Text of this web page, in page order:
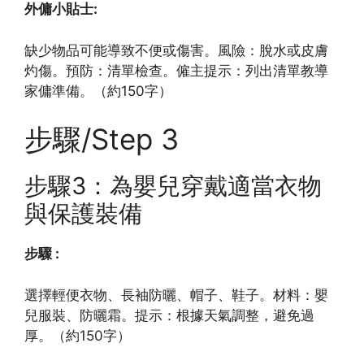
外傭小貼士:
缺少物品可能導致不便或傷害。風險：脫水或皮膚
灼傷。預防：清單檢查。僱主提示：列出清單教導
家傭準備。（約150字）
步驟/Step 3
步驟3：為嬰兒穿戴適當衣物
與保護裝備
步驟 :
選擇輕便衣物、長袖防曬、帽子、鞋子。材料：嬰
兒服裝、防曬霜。提示：根據天氣調整，避免過
厚。（約150字）